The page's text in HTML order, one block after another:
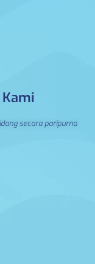
secara paripurna